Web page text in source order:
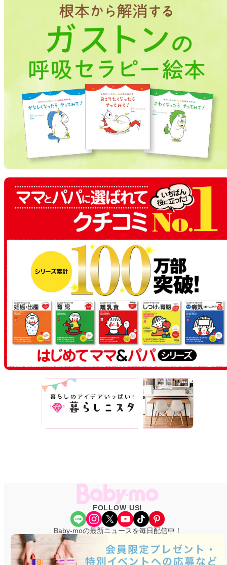
FOLLOW US!
Share Icon Instagram X YouTube TikTok Pinterest
Baby-moの最新ニュースを毎日配信中！